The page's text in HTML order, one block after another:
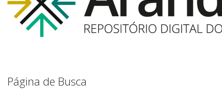
Página de Busca